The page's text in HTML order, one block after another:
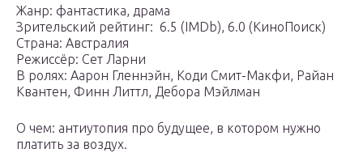
Жанр: фантастика, драма
Зрительский рейтинг: ️ 6.5 (IMDb), 6.0 (КиноПоиск)
Страна: Австралия
Режиссёр: Сет Ларни
В ролях: Аарон Гленнэйн, Коди Смит-Макфи, Райан
Квантен, Финн Литтл, Дебора Мэйлман
О чем: антиутопия про будущее, в котором нужно
платить за воздух.